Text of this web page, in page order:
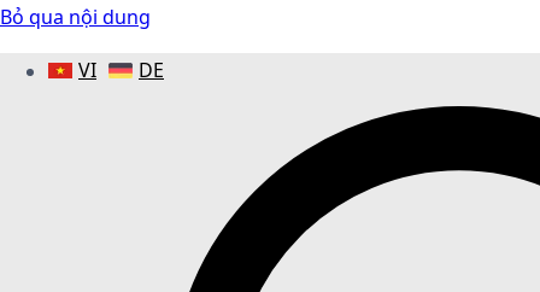
Bỏ qua nội dung
VI
DE